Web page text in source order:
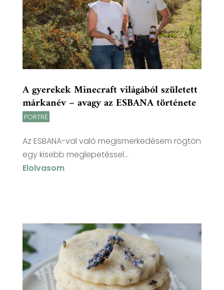
A gyerekek Minecraft világából született
márkanév – avagy az ESBANA története
PORTRÉ
Az ESBANA-val való megismerkedésem rögtön
egy kisebb meglepetéssel...
Elolvasom